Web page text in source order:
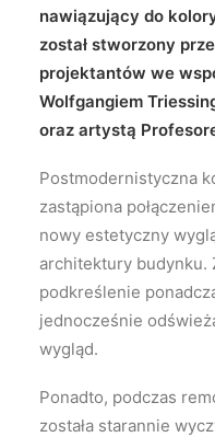
nawiązujący do
został stworzony
projektantów we
Wolfgangiem
oraz artystą
Postmodernistyczna
zastąpiona
nowy estetyczny
architektury budynku.
podkreślenie
jednocześnie
wygląd.
Ponadto, podczas
została starannie